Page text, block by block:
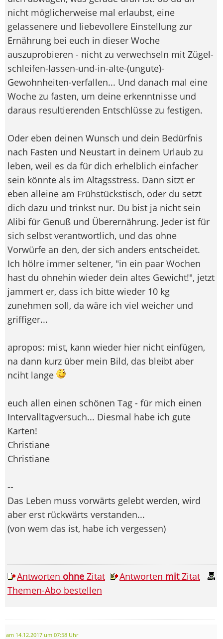
nicht möglicherweise mal erlaubst, eine
gelassenere und liebevollere Einstellung zur
Ernährung bei euch in dieser Woche
auszuprobieren - nicht zu verwechseln mit Zügel-
schleifen-lassen-und-in-alte-(ungute)-
Gewohnheiten-verfallen... Und danach mal eine
Woche zu fasten, um deine erkenntnisse und
daraus resultierenden Entschlüsse zu festigen.
Oder eben deinen Wunsch und dein Bedürfnis
nach Fasten und Neustart in deinem Urlaub zu
leben, weil es da für dich erhelblich einfacher
sein könnte als im Altagsstress. Dann sitzt er
eben alleine am Frühstückstisch, oder du setzt
dich dazu und trinkst nur. Du bist ja nicht sein
Alibi für Genuß und Überernährung. Jeder ist für
sich selbst verantwortlich, und das ohne
Vorwürfe an den, der sich anders entscheidet.
Ich hölre immer seltener, "in ein paar Wochen
hast du ohnehin wieder dein altes Gewicht!", jetzt
jammert er, dass ich bitte wieder 10 kg
zunehmen soll, da wäre ich viel weicher und
griffiger...
apropos: mist, kann wieder hier nicht einfügen,
na dann kurz über mein Bild, das bleibt aber
nciht lange
euch allen einen schönen Tag - für mich einen
Intervalltagversuch... Diesmal habe ich gute
Karten!
Christiane
Christiane
--
Das Leben muss vorwärts gelebt werden, wird
aber erst rückwärts verstanden...
(von wem das ist, habe ich vergessen)
Antworten ohne Zitat Antworten mitZitat
Themen-Abo bestellen
am 14.12.2017 um 07:58 Uhr